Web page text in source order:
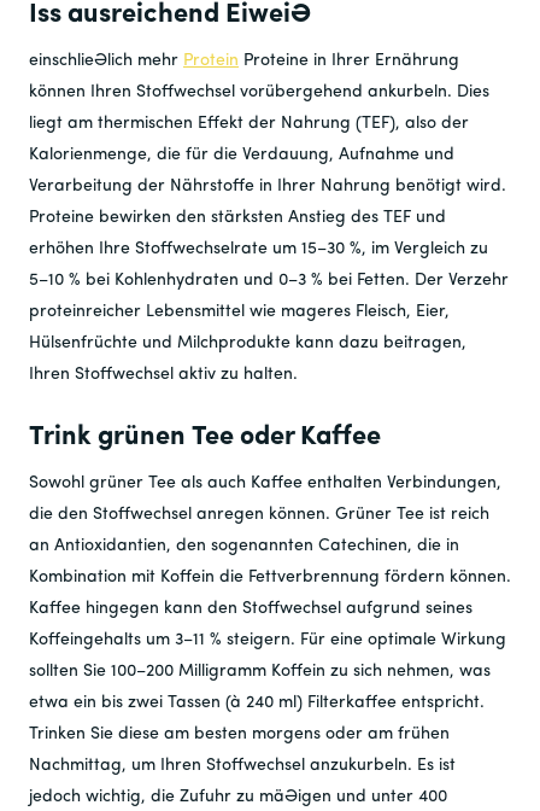
Iss ausreichend Eiweiß
einschließlich mehr Protein Proteine ​​in Ihrer Ernährung
können Ihren Stoffwechsel vorübergehend ankurbeln. Dies
liegt am thermischen Effekt der Nahrung (TEF), also der
Kalorienmenge, die für die Verdauung, Aufnahme und
Verarbeitung der Nährstoffe in Ihrer Nahrung benötigt wird.
Proteine ​​bewirken den stärksten Anstieg des TEF und
erhöhen Ihre Stoffwechselrate um 15–30 %, im Vergleich zu
5–10 % bei Kohlenhydraten und 0–3 % bei Fetten. Der Verzehr
proteinreicher Lebensmittel wie mageres Fleisch, Eier,
Hülsenfrüchte und Milchprodukte kann dazu beitragen,
Ihren Stoffwechsel aktiv zu halten.
Trink grünen Tee oder Kaffee
Sowohl grüner Tee als auch Kaffee enthalten Verbindungen,
die den Stoffwechsel anregen können. Grüner Tee ist reich
an Antioxidantien, den sogenannten Catechinen, die in
Kombination mit Koffein die Fettverbrennung fördern können.
Kaffee hingegen kann den Stoffwechsel aufgrund seines
Koffeingehalts um 3–11 % steigern. Für eine optimale Wirkung
sollten Sie 100–200 Milligramm Koffein zu sich nehmen, was
etwa ein bis zwei Tassen (à 240 ml) Filterkaffee entspricht.
Trinken Sie diese am besten morgens oder am frühen
Nachmittag, um Ihren Stoffwechsel anzukurbeln. Es ist
jedoch wichtig, die Zufuhr zu mäßigen und unter 400